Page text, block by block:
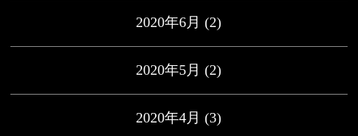
2020年6月 (2)
2020年5月 (2)
2020年4月 (3)